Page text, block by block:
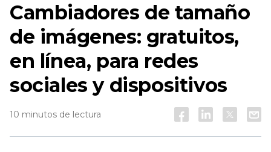
Cambiadores de tamaño
de imágenes: gratuitos,
en línea, para redes
sociales y dispositivos
10 minutos de lectura